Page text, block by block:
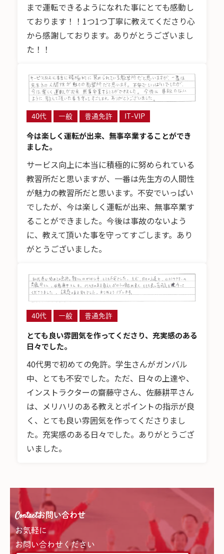
まで運転できるようになれた事にとても感動し
ております！！1つ1つ丁寧に教えてくださり心
から感謝しております。ありがとうございまし
た！！
40代 一般 普通免許 IT-VIP
今は楽しく運転が出来、無事卒業することができ
ました。
サービス向上に本当に積極的に努められている
教習所だと思いますが、一番は先生方の人間性
が魅力の教習所だと思います。不安でいっぱい
でしたが、今は楽しく運転が出来、無事卒業す
ることができました。今後は事故のないよう
に、教えて頂いた事を守ってすごします。あり
がとうございました。
40代 一般 普通免許
とても良い雰囲気を作ってくださり、充実感のある
日々でした。
40代男で初めての免許。学生さんがガンバル
中、とても不安でした。ただ、日々の上達や、
インストラクターの齋藤守さん、佐藤耕平さん
は、メリハリのある教えとポイントの指示が良
く、とても良い雰囲気を作ってくださりまし
た。充実感のある日々でした。ありがとうござ
いました。
Contactお問い合わせ
お気軽に
お問い合わせください